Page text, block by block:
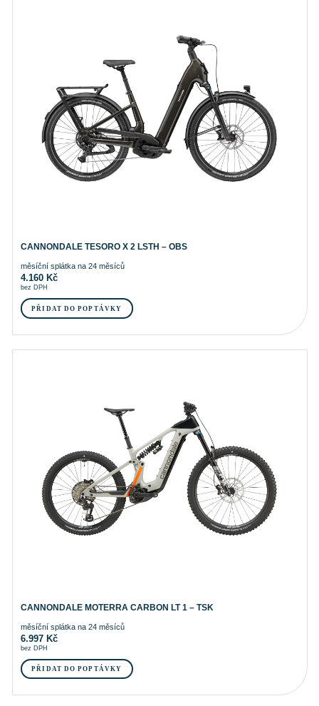
CANNONDALE TESORO X 2 LSTH – OBS
měsíční splátka na 24 měsíců
4.160 Kč
bez DPH
PŘIDAT DO POPTÁVKY
CANNONDALE MOTERRA CARBON LT 1 – TSK
měsíční splátka na 24 měsíců
6.997 Kč
bez DPH
PŘIDAT DO POPTÁVKY